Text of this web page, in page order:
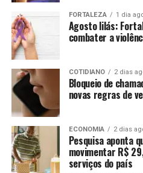
FORTALEZA 1 dia
Agosto lilás:
combater a
COTIDIANO 2 dias
Bloqueio de
novas regras de
ECONOMIA 2 dias
Pesquisa aponta
movimentar R$
serviços do país